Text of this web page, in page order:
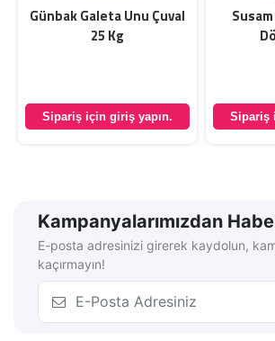
Günbak Galeta Unu Çuval
25 Kg
Sipariş için giriş yapın. Sipariş
Kampanyalarımızdan
E-posta adresinizi girerek kaydolun,
kaçırmayın!